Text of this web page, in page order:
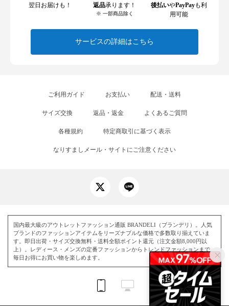
翌日お届けも！
返品承ります！
※ 一部商品除く
後払いやPayPayも利
用可能
サービスの詳細はこちら
ご利用ガイド お支払い 配送・送料
サイズ交換 返品・返金 よくあるご質問
各種規約 特定商取引に基づく表示
なりすましメール・サイトにご注意ください
国内最大級のアウトレットファッション通販 BRANDELI（ブランデリ）。人気
ブランドのファッションアイテムをリーズナブルな価格で多数取り揃えていま
す。即日出荷・サイズ交換無料・送料全額ポイント還元（注文金額8,000円以
上）。レディース・メンズの定番ファッションからトレンドファッションまで、
毎日お得にお買い物を楽しめます。